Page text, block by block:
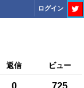
ログイン
返信 ビュー
0 725